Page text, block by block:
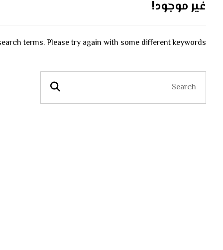
غير موجود!
terms. Please try again with some different keywords.